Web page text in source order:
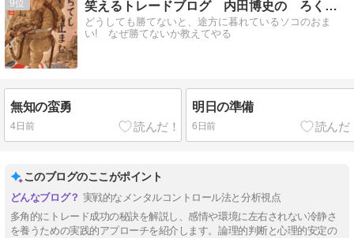
9 笑えるトレードブログ 内田博史の ろくでなし日記
どうしても勝てないと、途方に暮れているソコのおま
い! なぜ勝てないか教えてやる
無知の蛮勇
4日前
明日の準備
6日前
このブログのここがポイント
実戦的なメンタルコントロール法と分析視点
多角的にトレード成功の秘訣を解説し、感情や環境に左右されない冷静さ
を養うための実践的アプローチを紹介します。論理的判断と心理的安定の